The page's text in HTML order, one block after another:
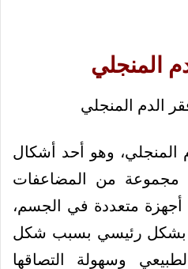
المنجلي
المنجلي، وهو أحد أشكال
مجموعة من المضاعفات
أجهزة متعددة في الجسم،
بشكل رئيسي بسبب شكل
وسهولة التصاقها